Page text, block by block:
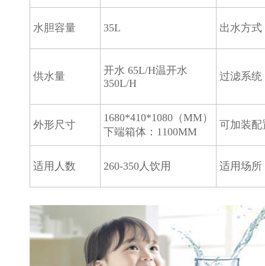
水胆容量 35L 出水方式
供水量
开水 65L/H温开水
350L/H
过滤系统
外形尺寸
1680*410*1080（MM）
下端箱体：1100MM
可加装配
适用人数 260-350人饮用 适用场所